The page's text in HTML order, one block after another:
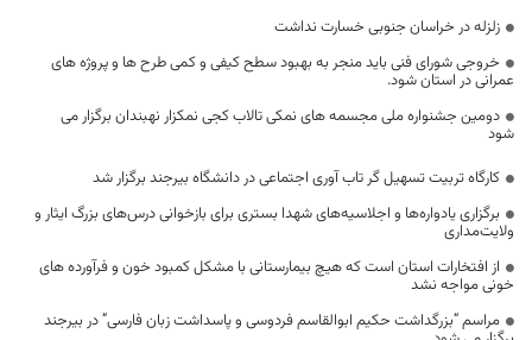
زلزله در خراسان جنوبی خسارت نداشت
خروجی شورای فنی باید منجر به بهبود سطح کیفی و کمی طرح ها و پروژه های
عمرانی در استان شود.
دومین جشنواره ملی مجسمه های نمکی تالاب کجی نمکزار نهبندان برگزار می
شود
کارگاه تربیت تسهیل گر تاب آوری اجتماعی در دانشگاه بیرجند برگزار شد
برگزاری یادواره‌ها و اجلاسیه‌های شهدا بستری برای بازخوانی درس‌های بزرگ ایثار و
ولایت‌مداری
از افتخارات استان است که هیچ بیمارستانی با مشکل کمبود خون و فرآورده‌ های
خونی مواجه نشد
مراسم “بزرگداشت حکیم ابوالقاسم فردوسی و پاسداشت زبان فارسی” در بیرجند